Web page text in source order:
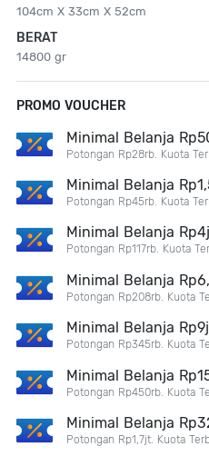
104cm X 33cm X 52cm
BERAT
14800 gr
PROMO VOUCHER
Minimal Belanja
Potongan Rp28rb. Kuota
Minimal Belanja
Potongan Rp45rb. Kuota
Minimal Belanja
Potongan Rp117rb. Kuota
Minimal Belanja
Potongan Rp208rb. Kuota
Minimal Belanja
Potongan Rp345rb. Kuota
Minimal Belanja
Potongan Rp450rb. Kuota
Minimal Belanja
Potongan Rp1,7jt. Kuota